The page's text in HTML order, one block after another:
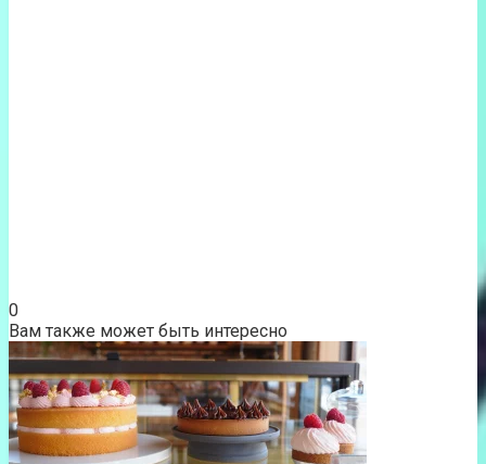
0
Вам также может быть интересно